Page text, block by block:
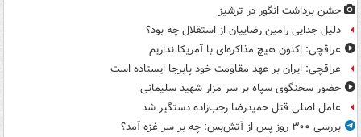
جشن برداشت انگور در ترشیز
دلیل جدایی رامین رضاییان از استقلال چه بود؟
عراقچی: اکنون هیچ مذاکره‌ای با آمریکا نداریم
عراقچی: ایران بر عهد مقاومت خود پابرجا ایستاده است
حضور سخنگوی سپاه بر سر مزار شهید سلیمانی
عامل اصلی قتل حمیدرضا رجب‌زاده دستگیر شد
بررسی ۳۰۰ روز پس از آتش‌بس: چه بر سر غزه آمد؟